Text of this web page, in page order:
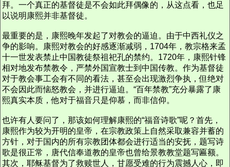
拜。一个真正的基督徒是不会如此拜偶像的，从这点看，也足
以说明康熙并非基督徒。
最重要的是，康熙晚年发起了对教会的逼迫。由于中西礼仪之
争的影响。康熙对教会的好感逐渐减弱，1704年，教宗格来孟
十一世发表禁止中国教徒祭祖祀孔的禁约。1720年，康熙针锋
相对地发布禁教令，严禁外国宣教士到中国传教。作为基督徒
对于教会事工会有不同的看法，甚至会出现激烈争执，但绝对
不会因此而恼怒教会，并进行逼迫。“百年禁教”充分暴露了康
熙真实本质，他对于福音只是仰慕，而非信仰。
也许有人要问了，那该如何理解康熙的“福音诗歌”呢？首先，
康熙作为较为开明的皇帝，在宗教政策上自然采取兼容并蓄的
方针，对于国内的所有宗教团体都会进行适当的安抚，题写诗
歌是很正常，唐代信奉道教的皇帝也曾给景教教堂题写匾额。
其次，耶稣基督为了救赎世人，甘愿受难的行为震撼人心，即